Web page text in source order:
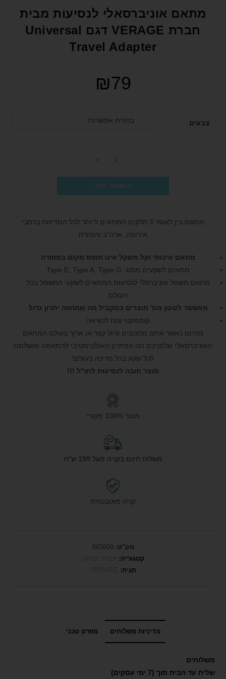
הוסף קו תחתון לקישורים
סמן קישורים
לאפס את כל האפשרויות
cached
מתאם אוניברסאלי לנסיעות מבית
חברת VERAGE דגם Universal
Travel Adapter
₪79
צבעים בחירת אפשרות
-
+
הוספה לסל
מתאם בין לאומי 3 חלקים המתאים ליותר לכל המדינות ברחבי
אירופה, ארה”ב והמזרח
מתאם איכותי וקל משקל אינו תופס מקום במזוודה
מתאים לשקעים מסוג: Type E, Type A, Type G
מתאם חשמל אוניברסלי לנסיעות המתאים לשקעי החשמל בכל
העולם
מאפשר לטעון מס' מוצרים במקביל מה שמהווה יתרון גדול
קומפקטי ונוח לנשיאה
מהיום כאשר אתם מתכננים טיול קצר או ארוך בעולם המתאם
האוניברסאלי שלפניכם הנו הפתרון האולטימטיבי להתאמה מושלמת
לכל שקע בכל מדינה בעולם!
מוצר חובה לנסיעות לחו"ל !!!
מוצר 100% מקורי
משלוח חינם בקניה מעל 199 ש"ח
קניה מאובטחת
מק"ט: 665009
קטגוריה:
תגית:
מדיניות משלוחים מפרט טכני
משלוחים
שליח עד הבית תוך (7 ימי עסקים)